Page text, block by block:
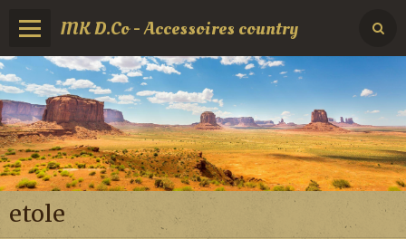
MK D.Co - Accessoires country
etole